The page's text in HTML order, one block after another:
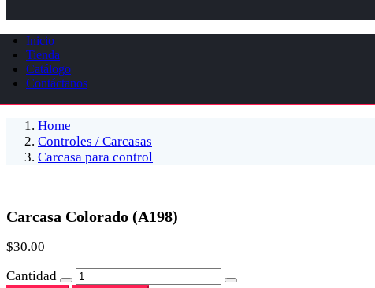
Inicio
Tienda
Catálogo
Contáctanos
Home
Controles / Carcasas
Carcasa para control
Carcasa Colorado (A198)
$30.00
Cantidad